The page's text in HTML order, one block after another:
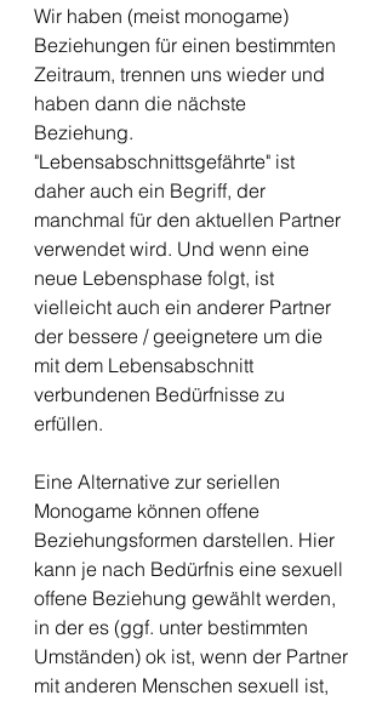
Wir haben (meist monogame)
Beziehungen für einen bestimmten
Zeitraum, trennen uns wieder und
haben dann die nächste
Beziehung.
"Lebensabschnittsgefährte" ist
daher auch ein Begriff, der
manchmal für den aktuellen Partner
verwendet wird. Und wenn eine
neue Lebensphase folgt, ist
vielleicht auch ein anderer Partner
der bessere / geeignetere um die
mit dem Lebensabschnitt
verbundenen Bedürfnisse zu
erfüllen.
Eine Alternative zur seriellen
Monogame können offene
Beziehungsformen darstellen. Hier
kann je nach Bedürfnis eine sexuell
offene Beziehung gewählt werden,
in der es (ggf. unter bestimmten
Umständen) ok ist, wenn der Partner
mit anderen Menschen sexuell ist,